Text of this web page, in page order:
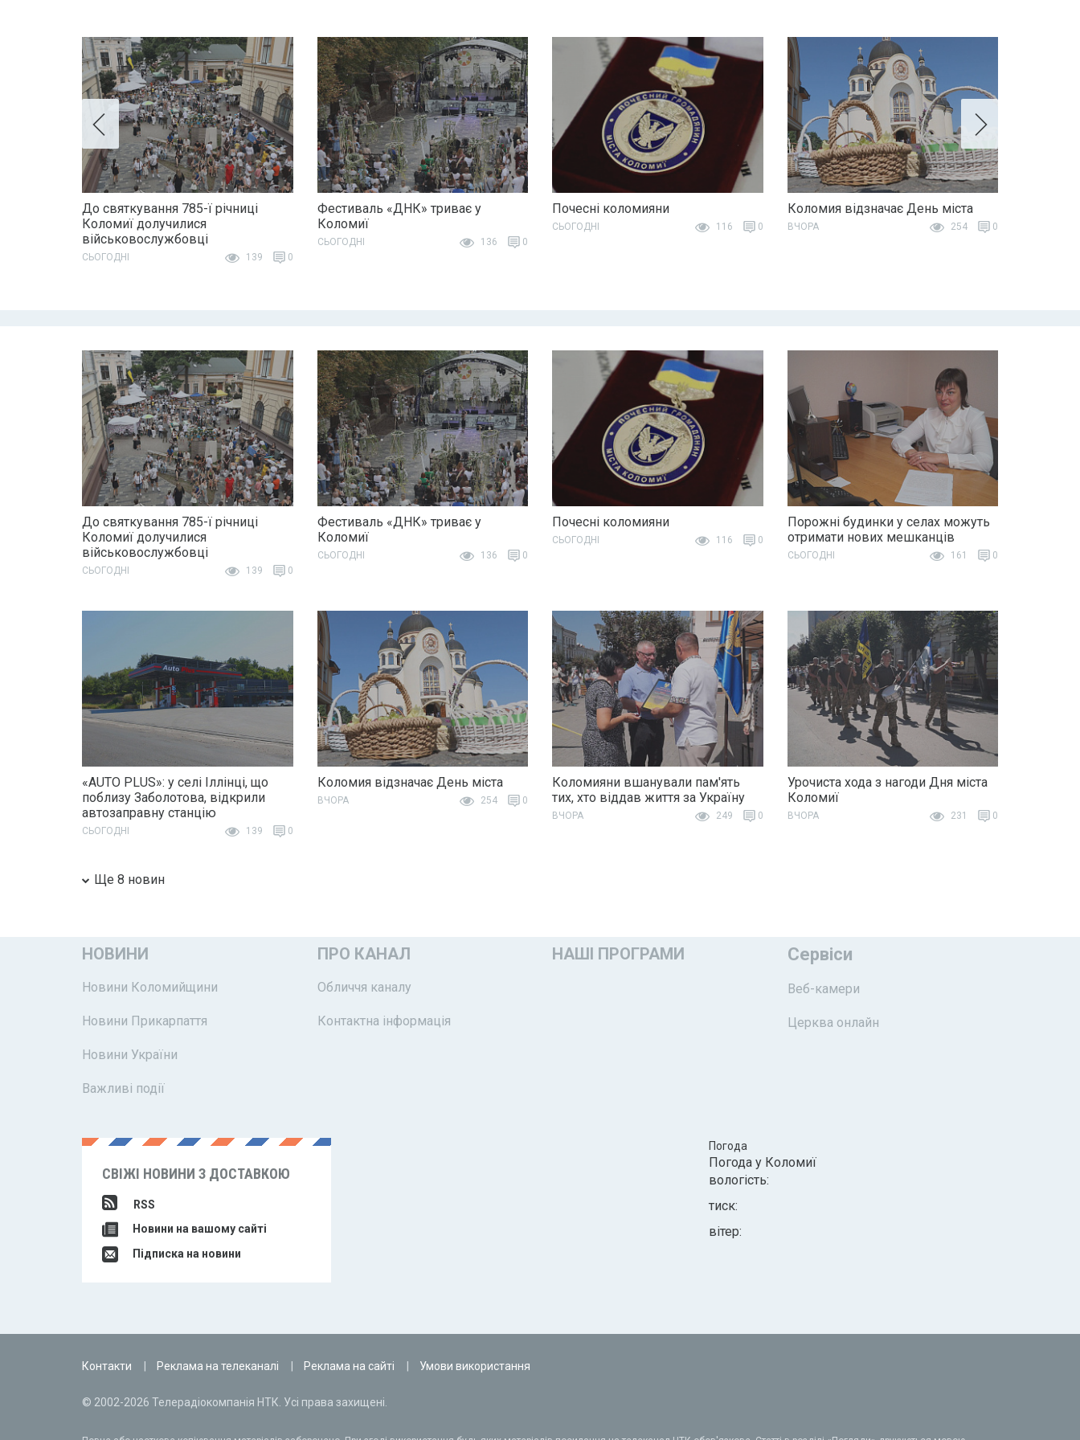
До святкування 785-ї річниці
Коломиї долучилися
військовослужбовці
СЬОГОДНІ 139 0
Фестиваль «ДНК» триває у
Коломиї
СЬОГОДНІ 136 0
Почесні коломияни
СЬОГОДНІ 116 0
Коломия відзначає День міста
ВЧОРА 254 0
До святкування 785-ї річниці
Коломиї долучилися
військовослужбовці
СЬОГОДНІ 139 0
Фестиваль «ДНК» триває у
Коломиї
СЬОГОДНІ 136 0
Почесні коломияни
СЬОГОДНІ 116 0
Порожні будинки у селах можуть
отримати нових мешканців
СЬОГОДНІ 161 0
«AUTO PLUS»: у селі Іллінці, що
поблизу Заболотова, відкрили
автозаправну станцію
СЬОГОДНІ 139 0
Коломия відзначає День міста
ВЧОРА 254 0
Коломияни вшанували пам'ять
тих, хто віддав життя за Україну
ВЧОРА 249 0
Урочиста хода з нагоди Дня міста
Коломиї
ВЧОРА 231 0
Ще 8 новин
НОВИНИ
Новини Коломийщини
Новини Прикарпаття
Новини України
Важливі події
ПРО КАНАЛ
Обличчя каналу
Контактна інформація
НАШІ ПРОГРАМИ Сервіси
Веб-камери
Церква онлайн
СВІЖІ НОВИНИ З ДОСТАВКОЮ
RSS
Новини на вашому сайті
Підписка на новини
Погода
Погода у Коломиї
вологість:
тиск:
вітер:
Контакти Реклама на телеканалі Реклама на сайті Умови використання
© 2002-2026 Телерадіокомпанія НТК. Усі права захищені.